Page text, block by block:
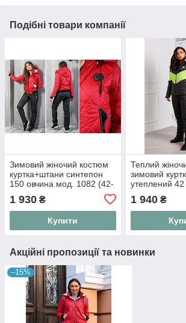
Подібні товари компанії
Зимовий жіночий костюм
куртка+штани синтепон
150 овчина мод. 1082 (42-
1 930 ₴
Купити
Теплий
зимовий
утеплений
1 940₴
Акційні пропозиції та новинки
–15%